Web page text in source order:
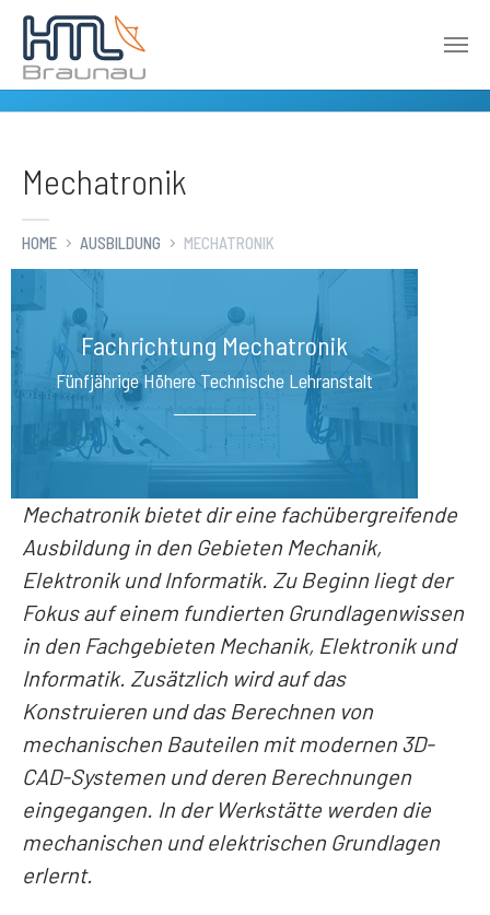
Mechatronik
HOME AUSBILDUNG MECHATRONIK
Fachrichtung Mechatronik
Fünfjährige Höhere Technische Lehranstalt
Mechatronik bietet dir eine fachübergreifende
Ausbildung in den Gebieten Mechanik,
Elektronik und Informatik. Zu Beginn liegt der
Fokus auf einem fundierten Grundlagenwissen
in den Fachgebieten Mechanik, Elektronik und
Informatik. Zusätzlich wird auf das
Konstruieren und das Berechnen von
mechanischen Bauteilen mit modernen 3D-
CAD-Systemen und deren Berechnungen
eingegangen. In der Werkstätte werden die
mechanischen und elektrischen Grundlagen
erlernt.